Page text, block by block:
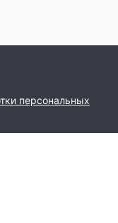
персональных